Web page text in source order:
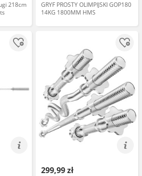
218cm
GRYF PROSTY OLIMPIJSKI GOP180
14KG 1800MM HMS
299,99 zł